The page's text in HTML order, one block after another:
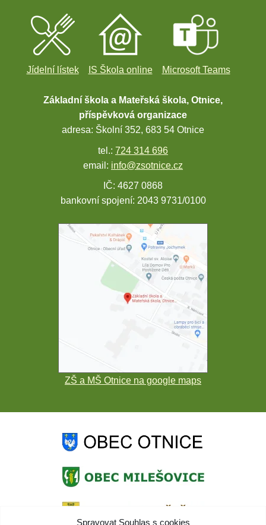
Spravovat Souhlas s cookies
Jídelní lístek IS Škola online Microsoft Teams
Základní škola a Mateřská škola, Otnice,
příspěvková organizace
adresa: Školní 352, 683 54 Otnice
tel.: 724 314 696
email: info@zsotnice.cz
IČ: 4627 0868
bankovní spojení: 2043 9731/0100
ZŠ a MŠ Otnice na google maps